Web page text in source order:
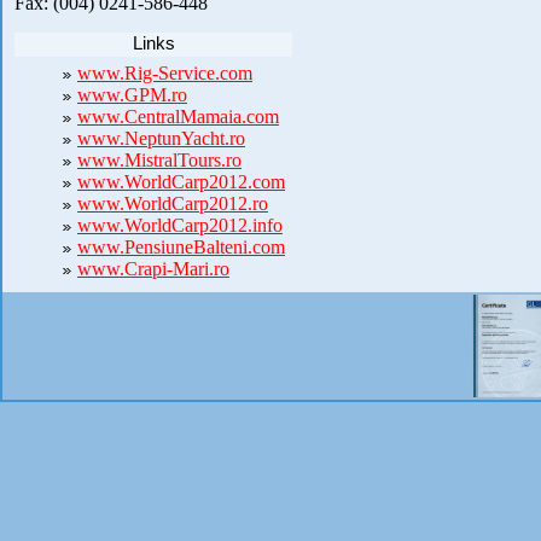
Links
www.Rig-Service.com
www.GPM.ro
www.CentralMamaia.com
www.NeptunYacht.ro
www.MistralTours.ro
www.WorldCarp2012.com
www.WorldCarp2012.ro
www.WorldCarp2012.info
www.PensiuneBalteni.com
www.Crapi-Mari.ro